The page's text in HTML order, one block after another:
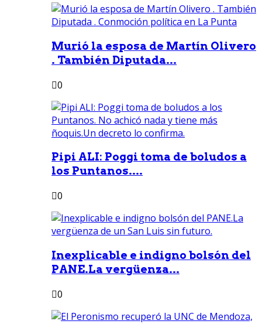
Murió la esposa de Martín Olivero
. También Diputada...
0
Pipi ALI: Poggi toma de boludos a
los Puntanos....
0
Inexplicable e indigno bolsón del
PANE.La vergüenza...
0